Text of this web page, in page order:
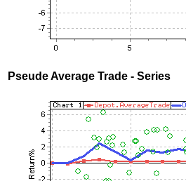
Pseude Average Trade - Series